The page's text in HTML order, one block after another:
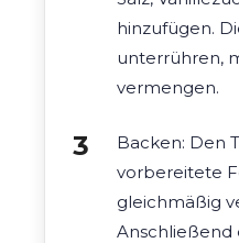
hinzufügen.
unterrühren,
vermengen.
Backen: Den
vorbereitete
gleichmäßig
Anschließend